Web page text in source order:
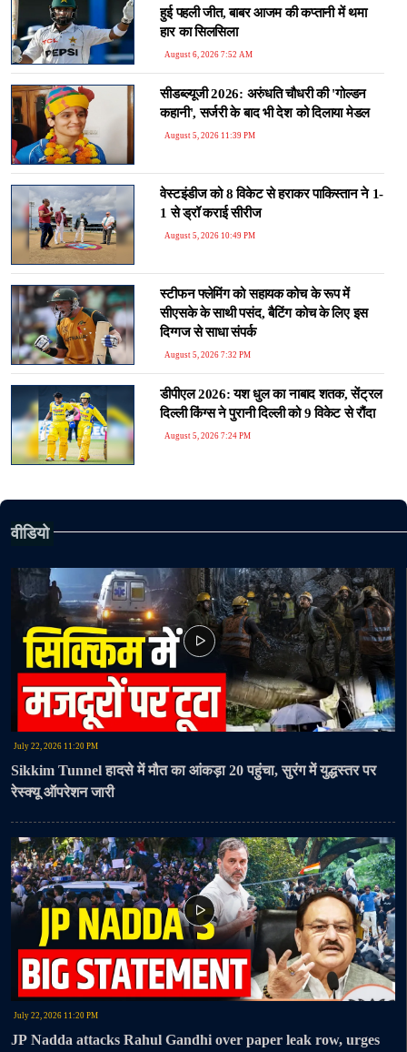
हुई पहली जीत, बाबर आजम की कप्तानी में थमा
हार का सिलसिला
August 6, 2026 7:52 AM
सीडब्ल्यूजी 2026: अरुंधति चौधरी की 'गोल्डन
कहानी', सर्जरी के बाद भी देश को दिलाया मेडल
August 5, 2026 11:39 PM
वेस्टइंडीज को 8 विकेट से हराकर पाकिस्तान ने 1-
1 से ड्रॉ कराई सीरीज
August 5, 2026 10:49 PM
स्टीफन फ्लेमिंग को सहायक कोच के रूप में
सीएसके के साथी पसंद, बैटिंग कोच के लिए इस
दिग्गज से साधा संपर्क
August 5, 2026 7:32 PM
डीपीएल 2026: यश धुल का नाबाद शतक, सेंट्रल
दिल्ली किंग्स ने पुरानी दिल्ली को 9 विकेट से रौंदा
August 5, 2026 7:24 PM
वीडियो
July 22, 2026 11:20 PM
Sikkim Tunnel हादसे में मौत का आंकड़ा 20 पहुंचा, सुरंग में युद्धस्तर पर
रेस्क्यू ऑपरेशन जारी
July 22, 2026 11:20 PM
JP Nadda attacks Rahul Gandhi over paper leak row, urges